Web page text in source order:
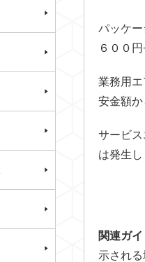
パッケ
６００
業務用
安金額
サービ
は発生
関連ガ
示され